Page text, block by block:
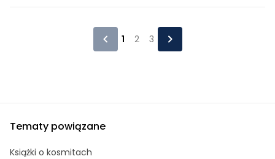
1 2 3
Tematy powiązane
Książki o kosmitach